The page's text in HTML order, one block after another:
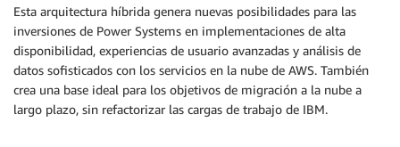
Esta arquitectura híbrida genera nuevas posibilidades para las
inversiones de Power Systems en implementaciones de alta
disponibilidad, experiencias de usuario avanzadas y análisis de
datos sofisticados con los servicios en la nube de AWS. También
crea una base ideal para los objetivos de migración a la nube a
largo plazo, sin refactorizar las cargas de trabajo de IBM.